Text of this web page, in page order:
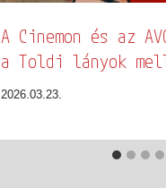
A Cinemon és az
a Toldi lányok
2026.03.23.